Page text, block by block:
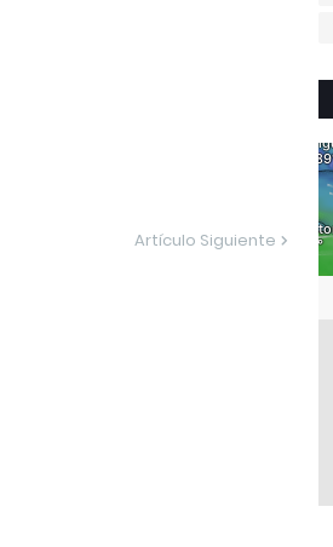
Artículo Siguiente